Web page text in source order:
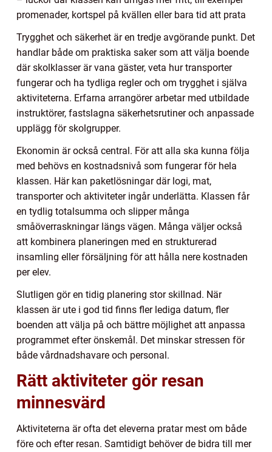
promenader, kortspel på kvällen eller bara tid att prata
Trygghet och säkerhet är en tredje avgörande punkt. Det
handlar både om praktiska saker som att välja boende
där skolklasser är vana gäster, veta hur transporter
fungerar och ha tydliga regler och om trygghet i själva
aktiviteterna. Erfarna arrangörer arbetar med utbildade
instruktörer, fastslagna säkerhetsrutiner och anpassade
upplägg för skolgrupper.
Ekonomin är också central. För att alla ska kunna följa
med behövs en kostnadsnivå som fungerar för hela
klassen. Här kan paketlösningar där logi, mat,
transporter och aktiviteter ingår underlätta. Klassen får
en tydlig totalsumma och slipper många
småöverraskningar längs vägen. Många väljer också
att kombinera planeringen med en strukturerad
insamling eller försäljning för att hålla nere kostnaden
per elev.
Slutligen gör en tidig planering stor skillnad. När
klassen är ute i god tid finns fler lediga datum, fler
boenden att välja på och bättre möjlighet att anpassa
programmet efter önskemål. Det minskar stressen för
både vårdnadshavare och personal.
Rätt aktiviteter gör resan
minnesvärd
Aktiviteterna är ofta det eleverna pratar mest om både
före och efter resan. Samtidigt behöver de bidra till mer